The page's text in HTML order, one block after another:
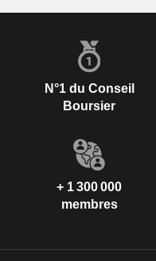
N°1 du Conseil
Boursier
+ 1 300 000
membres